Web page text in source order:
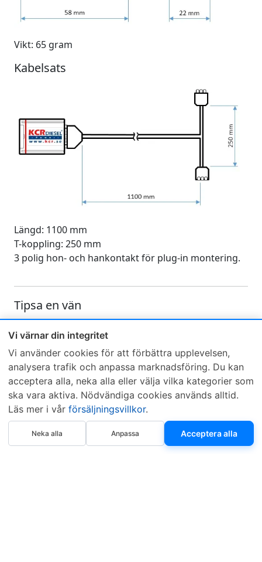
Vi värnar din integritet
Vi använder cookies för att förbättra upplevelsen,
analysera trafik och anpassa marknadsföring. Du kan
acceptera alla, neka alla eller välja vilka kategorier som
ska vara aktiva. Nödvändiga cookies används alltid.
Läs mer i vår försäljningsvillkor.
Neka alla Anpassa Acceptera alla
Köp nu
Vikt: 65 gram
Kabelsats
Längd: 1100 mm
T-koppling: 250 mm
3 polig hon- och hankontakt för plug-in montering.
Tipsa en vän
Skicka ett e-mail och tipsa en vän om denna produkt
Sveriges mest sålda dieselbox
Kontakta KCR
Om KCR/Garantier
Återförsäljare
Sök KCR-box